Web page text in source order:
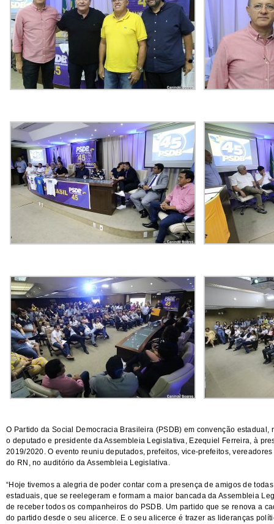
O Partido da Social Democracia Brasileira (PSDB) em convenção estadual,
o deputado e presidente da Assembleia Legislativa, Ezequiel Ferreira, à
2019/2020. O evento reuniu deputados, prefeitos, vice-prefeitos,
do RN, no auditório da Assembleia Legislativa.
“Hoje tivemos a alegria de poder contar com a presença de amigos de
estaduais, que se reelegeram e formam a maior bancada da Assembleia
de receber todos os companheiros do PSDB. Um partido que se renova a
do partido desde o seu alicerce. E o seu alicerce é trazer as lideranças